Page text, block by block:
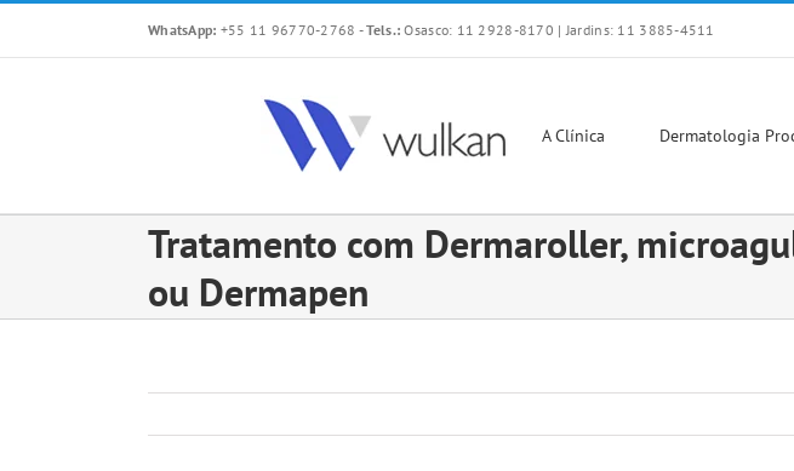
to
WhatsApp: +55 11 96770-2768 -Tels.: Osasco: 11 2928-8170 | Jardins: 11 3885-4511
A Clínica Dermatologia
Tratamento com Dermaroller,
ou Dermapen